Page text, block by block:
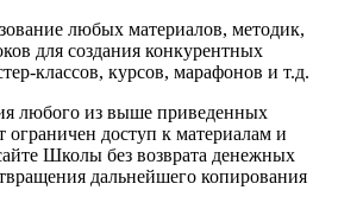
любых материалов, методик,
для создания конкурентных
классов, курсов, марафонов и т.д.
любого из выше приведенных
ограничен доступ к материалам и
Школы без возврата денежных
дальнейшего копирования